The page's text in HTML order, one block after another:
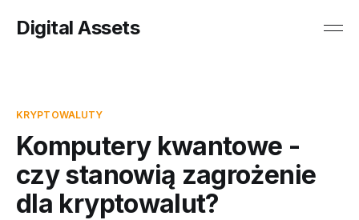
Digital Assets
KRYPTOWALUTY
Komputery kwantowe -
czy stanowią zagrożenie
dla kryptowalut?